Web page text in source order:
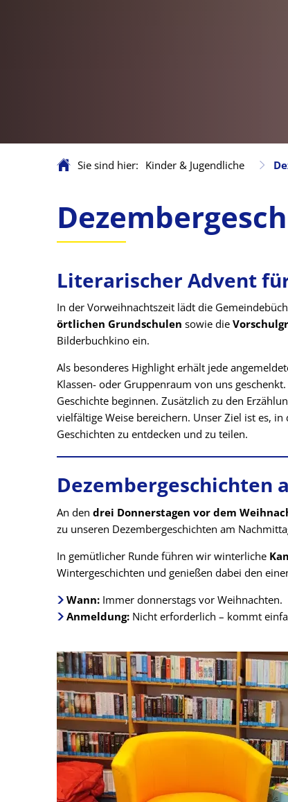
Sie sind hier: Kinder & Jugendliche
Literarischer Advent
In der Vorweihnachtszeit lädt die
örtlichen Grundschulen sowie die
Bilderbuchkino ein.
Als besonderes Highlight erhält jede
Klassen- oder Gruppenraum von uns
Geschichte beginnen. Zusätzlich zu den
vielfältige Weise bereichern. Unser Ziel ist es,
Geschichten zu entdecken und zu teilen.
Dezembergeschichten
An den drei Donnerstagen vor dem
zu unseren Dezembergeschichten am
In gemütlicher Runde führen wir winterliche
Wintergeschichten und genießen dabei den
Wann: Immer donnerstags vor Weihnachten.
Anmeldung: Nicht erforderlich – kommt